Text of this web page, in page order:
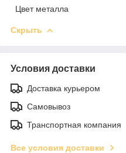
Цвет металла
Скрыть
Условия доставки
Доставка курьером
Самовывоз
Транспортная компания
Все условия доставки